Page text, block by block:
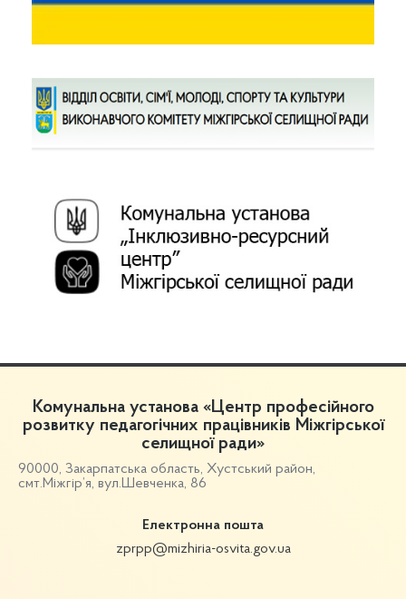
Комунальна установа «Центр професійного
розвитку педагогічних працівників Міжгірської
селищної ради»
90000, Закарпатська область, Хустський район,
смт.Міжгір’я, вул.Шевченка, 86
Електронна пошта
zprpp@mizhiria-osvita.gov.ua